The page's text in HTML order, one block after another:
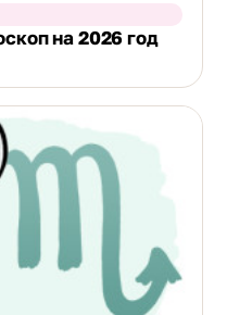
на 2026 год